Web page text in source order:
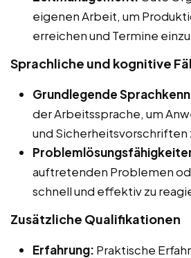
eigenen Arbeit, um
erreichen und Termine
Sprachliche und kognitive
Grundlegende
der Arbeitssprache, um
und Sicherheitsvorschriften
auftretenden Problemen
schnell und effektiv zu
Zusätzliche Qualifikationen
Erfahrung: Praktische